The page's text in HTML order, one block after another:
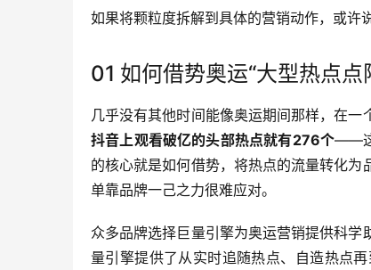
如果将颗粒度拆解到具体的营销动作，或许
01 如何借势奥运“大型热点点
几乎没有其他时间能像奥运期间那样，在
抖音上观看破亿的头部热点就有276个——这
的核心就是如何借势，将热点的流量转化为
单靠品牌一己之力很难应对。
众多品牌选择巨量引擎为奥运营销提供科
量引擎提供了从实时追随热点、自造热点